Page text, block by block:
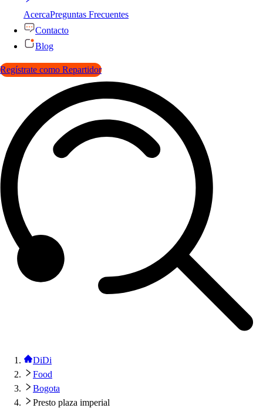
AcercaPreguntas Frecuentes
Contacto
Blog
Regístrate como Repartidor
DiDi
Food
Bogota
Presto plaza imperial